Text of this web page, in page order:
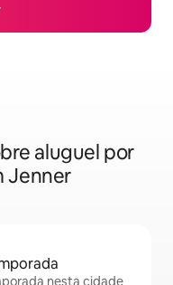
aluguel por
Jenner
nesta cidade